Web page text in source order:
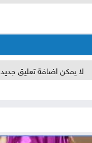
لا يمكن اضافة تعليق جديد